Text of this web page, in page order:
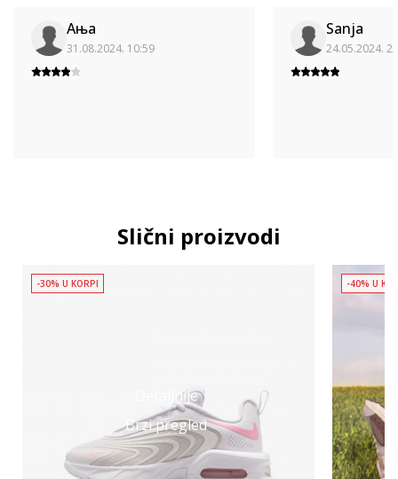
Ања
31.08.2024. 10:59
Sanja
24.05.2024.
Slični proizvodi
Detaljnije
Brzi pregled
-30% U KORPI -40% U